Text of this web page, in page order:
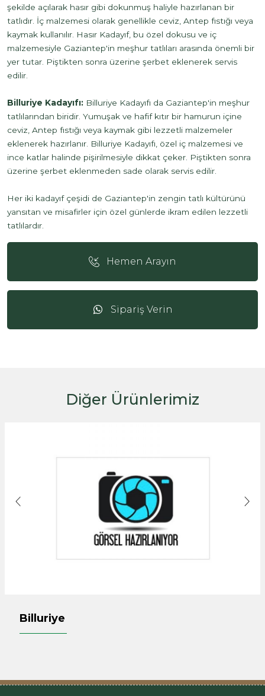
şekilde açılarak hasır gibi dokunmuş haliyle hazırlanan bir
tatlıdır. İç malzemesi olarak genellikle ceviz, Antep fıstığı veya
kaymak kullanılır. Hasır Kadayıf, bu özel dokusu ve iç
malzemesiyle Gaziantep'in meşhur tatlıları arasında önemli bir
yer tutar. Piştikten sonra üzerine şerbet eklenerek servis
edilir.
Billuriye Kadayıfı: Billuriye Kadayıfı da Gaziantep'in meşhur
tatlılarından biridir. Yumuşak ve hafif kıtır bir hamurun içine
ceviz, Antep fıstığı veya kaymak gibi lezzetli malzemeler
eklenerek hazırlanır. Billuriye Kadayıfı, özel iç malzemesi ve
ince katlar halinde pişirilmesiyle dikkat çeker. Piştikten sonra
üzerine şerbet eklenmeden sade olarak servis edilir.
Her iki kadayıf çeşidi de Gaziantep'in zengin tatlı kültürünü
yansıtan ve misafirler için özel günlerde ikram edilen lezzetli
tatlılardır.
Hemen Arayın
Sipariş Verin
Diğer Ürünlerimiz
Billuriye